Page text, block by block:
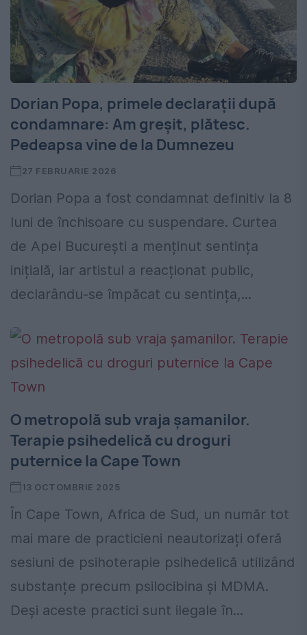
Dorian Popa, primele declarații după
condamnare: Am greșit, plătesc.
Pedeapsa vine de la Dumnezeu
27 FEBRUARIE 2026
Dorian Popa a fost condamnat definitiv la 8
luni de închisoare cu suspendare. Curtea
de Apel București a menținut sentința
inițială, iar artistul a reacționat public,
declarându-se împăcat cu sentința,...
O metropolă sub vraja șamanilor.
Terapie psihedelică cu droguri
puternice la Cape Town
13 OCTOMBRIE 2025
În Cape Town, Africa de Sud, un număr tot
mai mare de practicieni neautorizați oferă
sesiuni de psihoterapie psihedelică utilizând
substanțe precum psilocibina și MDMA.
Deși aceste practici sunt ilegale în...